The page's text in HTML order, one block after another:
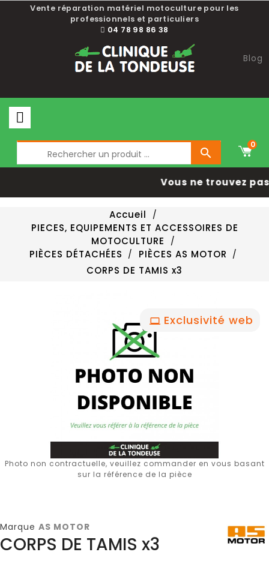
Vente réparation matériel motoculture pour les
professionnels et particuliers
04 78 98 86 38
Blog

0
Vous ne trouvez
Accueil
PIECES, EQUIPEMENTS ET ACCESSOIRES DE
MOTOCULTURE
PIÈCES DÉTACHÉES
PIÈCES AS MOTOR
CORPS DE TAMIS x3
Exclusivité web
Photo non contractuelle, veuillez commander en vous basant
sur la référence de la pièce
Marque AS MOTOR
CORPS DE TAMIS x3